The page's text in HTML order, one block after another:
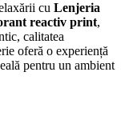
cu Lenjeria
reactiv print,
calitatea
oferă o experiență
pentru un ambient